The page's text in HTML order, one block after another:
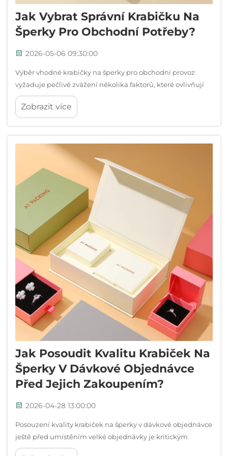
Jak Vybrat Správní Krabičku Na
Šperky Pro Obchodní Potřeby?
2026-05-06 09:30:00
Výběr vhodné krabičky na šperky pro obchodní provoz
vyžaduje pečlivé zvážení několika faktorů, které ovlivňují
jak vnímání zákazníků, tak efektivitu podnikání. Správné
řešení balení slouží jako více než jen ochranný prostor...
Zobrazit více
Jak Posoudit Kvalitu Krabiček Na
Šperky V Dávkové Objednávce
Před Jejich Zakoupením?
2026-04-28 13:00:00
Posouzení kvality krabiček na šperky v dávkové objednávce
ještě před umístěním velké objednávky je kritickým
krokem, který může významně ovlivnit pověst vaší značky,